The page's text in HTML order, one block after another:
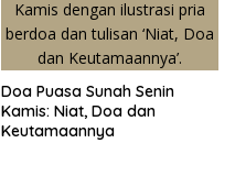
Doa Puasa Sunah Senin
Kamis: Niat, Doa dan
Keutamaannya